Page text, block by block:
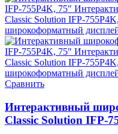
Сравнить
Интерактивный
Classic Solution IFP-